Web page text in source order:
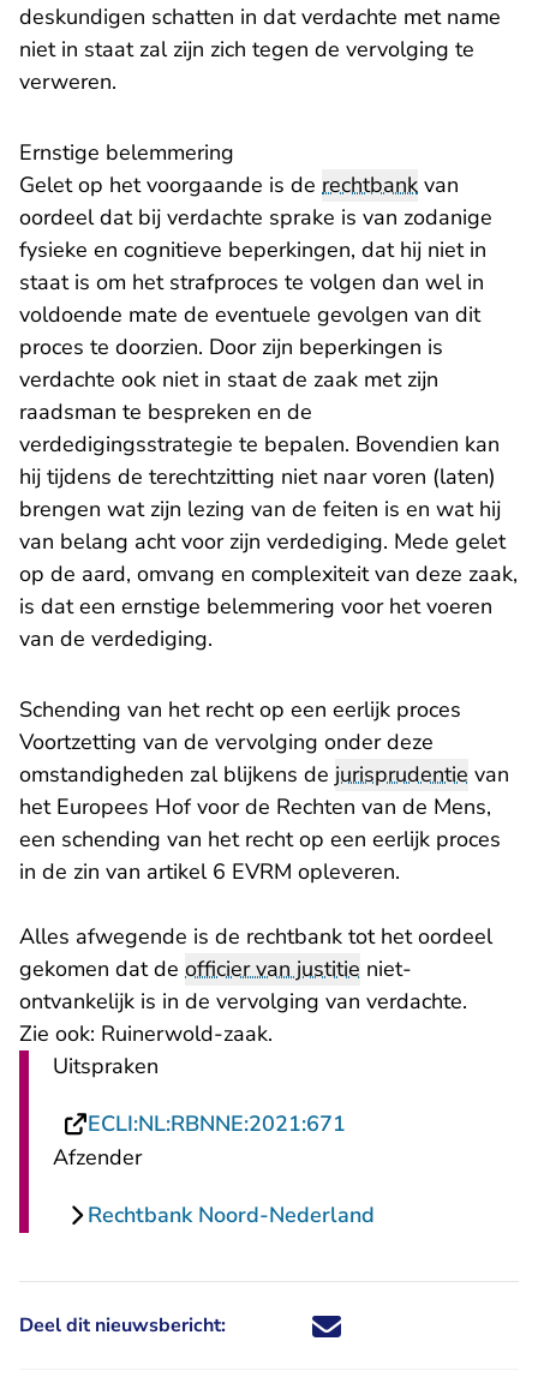
deskundigen schatten in dat verdachte met name
niet in staat zal zijn zich tegen de vervolging te
verweren.
Ernstige belemmering
Gelet op het voorgaande is de rechtbank van
oordeel dat bij verdachte sprake is van zodanige
fysieke en cognitieve beperkingen, dat hij niet in
staat is om het strafproces te volgen dan wel in
voldoende mate de eventuele gevolgen van dit
proces te doorzien. Door zijn beperkingen is
verdachte ook niet in staat de zaak met zijn
raadsman te bespreken en de
verdedigingsstrategie te bepalen. Bovendien kan
hij tijdens de terechtzitting niet naar voren (laten)
brengen wat zijn lezing van de feiten is en wat hij
van belang acht voor zijn verdediging. Mede gelet
op de aard, omvang en complexiteit van deze zaak,
is dat een ernstige belemmering voor het voeren
van de verdediging.
Schending van het recht op een eerlijk proces
Voortzetting van de vervolging onder deze
omstandigheden zal blijkens de jurisprudentie van
het Europees Hof voor de Rechten van de Mens,
een schending van het recht op een eerlijk proces
in de zin van artikel 6 EVRM opleveren.
Alles afwegende is de rechtbank tot het oordeel
gekomen dat de officier van justitie niet-
ontvankelijk is in de vervolging van verdachte.
Zie ook: Ruinerwold-zaak.
Uitspraken
ECLI:NL:RBNNE:2021:671
Afzender
Rechtbank Noord-Nederland
Deel dit nieuwsbericht: Deel dit nieuwsbericht via X -
Deel dit nieuwsbericht via
Deel dit nieuwsbericht
Deel dit